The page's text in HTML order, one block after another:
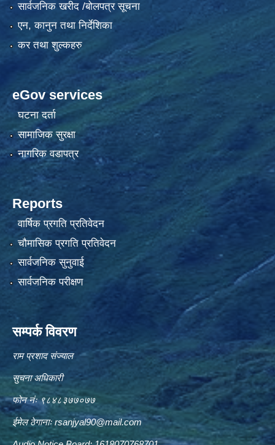
सार्वजनिक खरीद /बोलपत्र सूचना
एन, कानुन तथा निर्देशिका
कर तथा शुल्कहरु
eGov services
घटना दर्ता
सामाजिक सुरक्षा
नागरिक वडापत्र
Reports
वार्षिक प्रगति प्रतिवेदन
चौमासिक प्रगति प्रतिवेदन
सार्वजनिक सुनुवाई
सार्वजनिक परीक्षण
सम्पर्क विवरण
राम प्रशाद संज्याल
सुचना अधिकारी
फोन नंः ९८४८३७७०७७
ईमेल ठेगानाःrsanjyal90@mail.com